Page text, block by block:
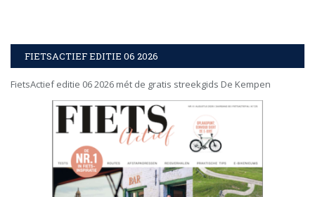
FIETSACTIEF EDITIE 06 2026
FietsActief editie 06 2026 mét de gratis streekgids De Kempen